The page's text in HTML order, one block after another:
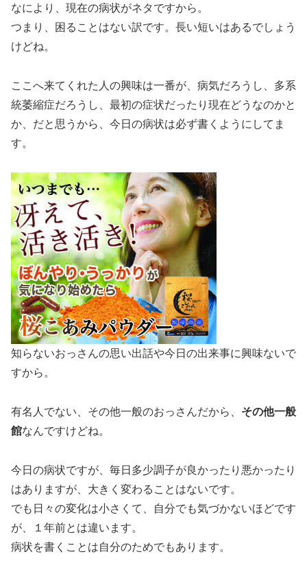
なにより、現在の病状がネタですから。
つまり、困ることはない訳です。長い短いはあるでしょう
けどね。
ここへ来てくれた人の興味は一番が、病気だろうし、多系
統萎縮症だろうし、最初の症状だったり現在どうなのかと
か、だと思うから、今日の病状は必ず書くようにしてま
す。
知らないおっさんの思い出話や今日の出来事に興味ないで
すから。
有名人でない、その他一般のおっさんだから、 その他一般
館なんですけどね。
今日の病状ですが、毎日多少調子が良かったり悪かったり
はありますが、大きく変わることはないです。
でも日々の変化は小さくて、自分でも気づかないほどです
が、１年前とは違います。
病状を書くことは自分のためでもあります。